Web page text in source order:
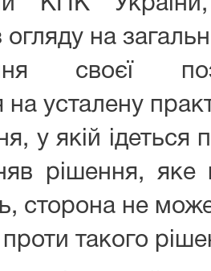
КПК
на
своєї
на усталену
у якій
рішення, яке
сторона не
такого